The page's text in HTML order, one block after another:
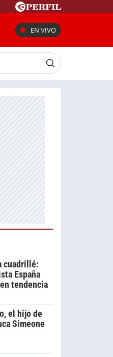
EN VIVO
cuadrillé:
España
tendencia
el hijo de
Simeone